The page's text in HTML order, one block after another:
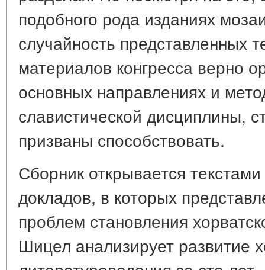
подобного рода изданиях
случайность представленных
материалов конгресса верно
основных направлениях и
славистической дисциплины,
призваны способствовать.
Сборник открывается
докладов, в которых
проблем становления
Шицел анализирует развитие